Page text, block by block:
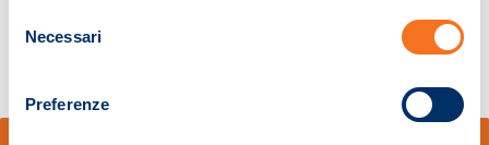
delNecessari
Preferenze